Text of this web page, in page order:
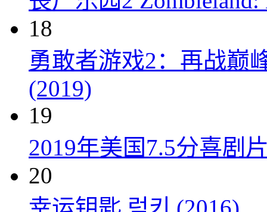
18
勇敢者游戏2：再战巅
(2019)
19
2019年美国7.5分喜剧
20